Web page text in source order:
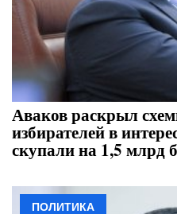
Аваков раскрыл
избирателей в
скупали на 1,5 млрд
ПОЛИТИКА